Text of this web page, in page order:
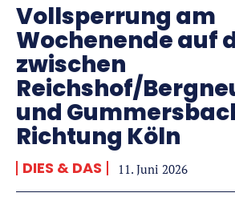
Vollsperrung am
Wochenende auf
zwischen
Reichshof/
und
Richtung Köln
DIES & DAS 11. Juni 2026